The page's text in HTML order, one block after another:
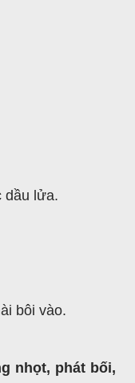
dầu lửa.
bôi vào.
nhọt, phát bối,